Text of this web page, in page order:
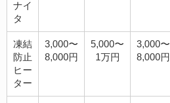
ナイ
タ
凍結
防止
ヒー
ター
3,000〜
8,000円
5,000〜
1万円
3,000〜
8,000円